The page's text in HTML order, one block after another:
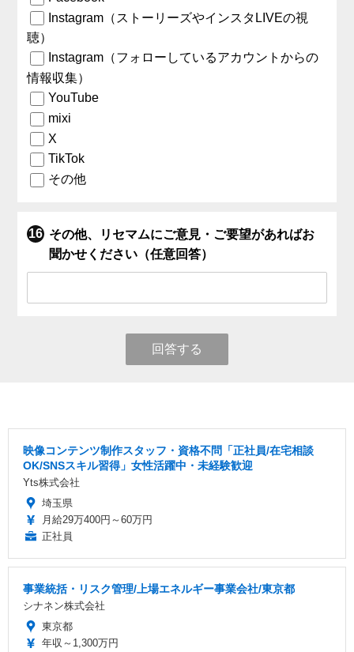
Instagram（ストーリーズやインスタLIVEの視
聴）
Instagram（フォローしているアカウントからの
情報収集）
YouTube
mixi
X
TikTok
その他
その他、リセマムにご意見・ご要望があればお
聞かせください（任意回答）
回答する
映像コンテンツ制作スタッフ・資格不問「正社員/在宅相談
OK/SNSスキル習得」女性活躍中・未経験歓迎
Yts株式会社
埼玉県
月給29万400円～60万円
正社員
事業統括・リスク管理/上場エネルギー事業会社/東京都
シナネン株式会社
東京都
年収～1,300万円